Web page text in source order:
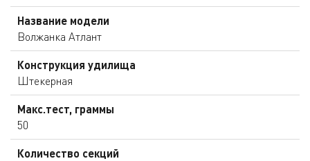
Название модели
Волжанка Атлант
Конструкция удилища
Штекерная
Макс.тест, граммы
50
Количество секций